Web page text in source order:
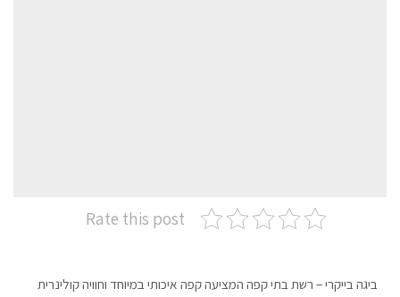
Rate this post
ביגה בייקרי – רשת בתי קפה המציעה קפה איכותי במיוחד וחוויה קולינרית